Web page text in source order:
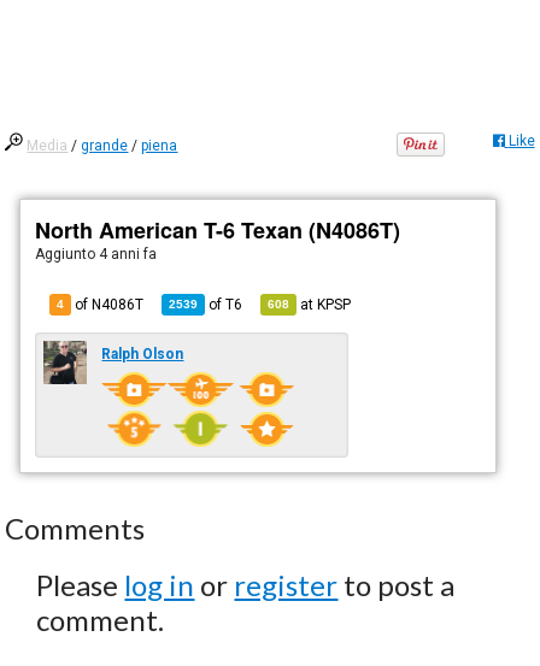
Media /grande /piena Like
North American T-6 Texan (N4086T)
Aggiunto 4 anni fa
4 of N4086T 2539 ofT6 608 atKPSP
Ralph Olson
Comments
Please log in or register to post a
comment.